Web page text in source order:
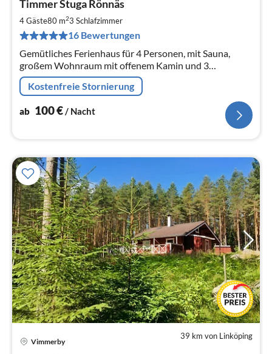
Timmer Stuga Rönnäs
4 Gäste80 m23 Schlafzimmer
16 Bewertungen
Gemütliches Ferienhaus für 4 Personen, mit Sauna,
großem Wohnraum mit offenem Kamin und 3
Schlafzimmern. Autostellplatz am Haus und ein
Ruderboot mit Motor gehören ebenfalls dazu.
Kostenfreie Stornierung
ab 100€/ Nacht
39 km von Linköping
Vimmerby